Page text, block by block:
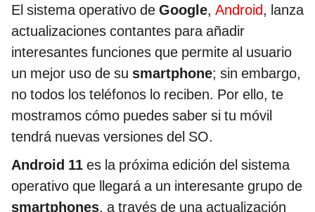
El sistema operativo de Google, Android, lanza
actualizaciones contantes para añadir
interesantes funciones que permite al usuario
un mejor uso de su smartphone; sin embargo,
no todos los teléfonos lo reciben. Por ello, te
mostramos cómo puedes saber si tu móvil
tendrá nuevas versiones del SO.
Android 11 es la próxima edición del sistema
operativo que llegará a un interesante grupo de
smartphones, a través de una actualización